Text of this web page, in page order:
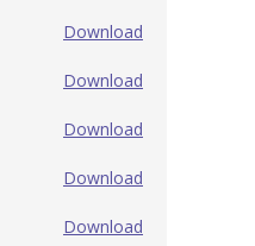
Download
Download
Download
Download
Download